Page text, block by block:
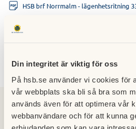
Din integritet är viktig för oss
På hsb.se använder vi cookies för
vår webbplats ska bli så bra som
används även för att optimera vår
webbanvändare och för att kunna
HSB brf Norrmalm - lägenhetsritning
Kontakt